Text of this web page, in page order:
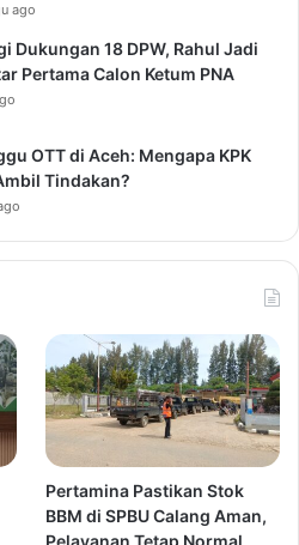
ago
Dukungan 18 DPW, Rahul Jadi
Pertama Calon Ketum PNA
OTT di Aceh: Mengapa KPK
Tindakan?
Pertamina Pastikan Stok
BBM di SPBU Calang Aman,
Pelayanan Tetap Normal